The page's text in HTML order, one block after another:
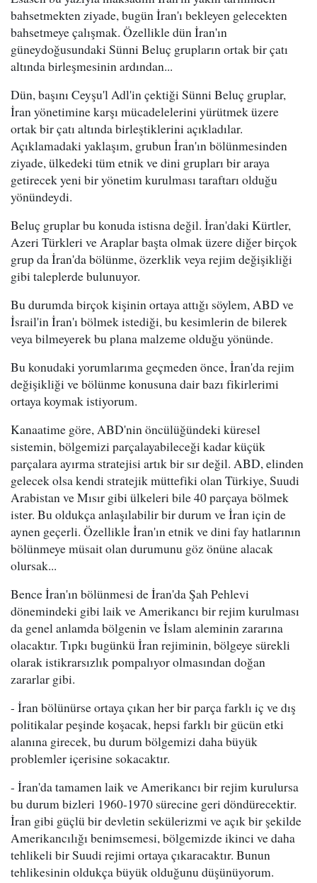
bahsetmekten ziyade, bugün İran'ı bekleyen gelecekten
bahsetmeye çalışmak. Özellikle dün İran'ın
güneydoğusundaki Sünni Beluç grupların ortak bir çatı
altında birleşmesinin ardından...
Dün, başını Ceyşu'l Adl'in çektiği Sünni Beluç gruplar,
İran yönetimine karşı mücadelelerini yürütmek üzere
ortak bir çatı altında birleştiklerini açıkladılar.
Açıklamadaki yaklaşım, grubun İran'ın bölünmesinden
ziyade, ülkedeki tüm etnik ve dini grupları bir araya
getirecek yeni bir yönetim kurulması taraftarı olduğu
yönündeydi.
Beluç gruplar bu konuda istisna değil. İran'daki Kürtler,
Azeri Türkleri ve Araplar başta olmak üzere diğer birçok
grup da İran'da bölünme, özerklik veya rejim değişikliği
gibi taleplerde bulunuyor.
Bu durumda birçok kişinin ortaya attığı söylem, ABD ve
İsrail'in İran'ı bölmek istediği, bu kesimlerin de bilerek
veya bilmeyerek bu plana malzeme olduğu yönünde.
Bu konudaki yorumlarıma geçmeden önce, İran'da rejim
değişikliği ve bölünme konusuna dair bazı fikirlerimi
ortaya koymak istiyorum.
Kanaatime göre, ABD'nin öncülüğündeki küresel
sistemin, bölgemizi parçalayabileceği kadar küçük
parçalara ayırma stratejisi artık bir sır değil. ABD, elinden
gelecek olsa kendi stratejik müttefiki olan Türkiye, Suudi
Arabistan ve Mısır gibi ülkeleri bile 40 parçaya bölmek
ister. Bu oldukça anlaşılabilir bir durum ve İran için de
aynen geçerli. Özellikle İran'ın etnik ve dini fay hatlarının
bölünmeye müsait olan durumunu göz önüne alacak
olursak...
Bence İran'ın bölünmesi de İran'da Şah Pehlevi
dönemindeki gibi laik ve Amerikancı bir rejim kurulması
da genel anlamda bölgenin ve İslam aleminin zararına
olacaktır. Tıpkı bugünkü İran rejiminin, bölgeye sürekli
olarak istikrarsızlık pompalıyor olmasından doğan
zararlar gibi.
- İran bölünürse ortaya çıkan her bir parça farklı iç ve dış
politikalar peşinde koşacak, hepsi farklı bir gücün etki
alanına girecek, bu durum bölgemizi daha büyük
problemler içerisine sokacaktır.
- İran'da tamamen laik ve Amerikancı bir rejim kurulursa
bu durum bizleri 1960-1970 sürecine geri döndürecektir.
İran gibi güçlü bir devletin sekülerizmi ve açık bir şekilde
Amerikancılığı benimsemesi, bölgemizde ikinci ve daha
tehlikeli bir Suudi rejimi ortaya çıkaracaktır. Bunun
tehlikesinin oldukça büyük olduğunu düşünüyorum.